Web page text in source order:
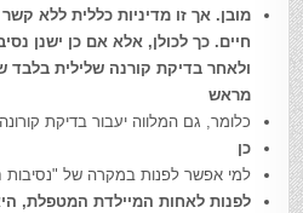
מובן. אך זו מדיניות כללית ללא
חיים. כך לכולן, אלא אם כן ישנן
ולאחר בדיקת קורנה שלילית בלבד
מראש
כלומר, גם המלווה יעבור בדיקת
כן
למי אפשר לפנות במקרה של "נסיבות
לפנות לאחות המיילדת המטפלת,